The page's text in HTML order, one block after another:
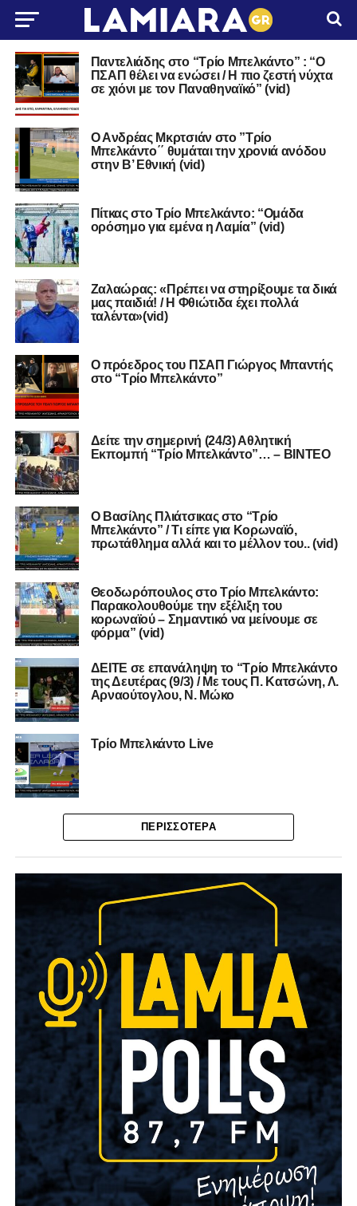
Παντελιάδης στο “Τρίο Μπελκάντο” : “Ο
ΠΣΑΠ θέλει να ενώσει / Η πιο ζεστή νύχτα
σε χιόνι με τον Παναθηναϊκό” (vid)
O Aνδρέας Μκρτσιάν στο ”Τρίο
Μπελκάντο΄΄ θυμάται την χρονιά ανόδου
στην Β’ Εθνική (vid)
Πίτκας στο Τρίο Μπελκάντο: “Ομάδα
ορόσημο για εμένα η Λαμία” (vid)
Ζαλαώρας: «Πρέπει να στηρίξουμε τα δικά
μας παιδιά! / Η Φθιώτιδα έχει πολλά
ταλέντα»(vid)
Ο πρόεδρος του ΠΣΑΠ Γιώργος Μπαντής
στο “Τρίο Μπελκάντο”
Δείτε την σημερινή (24/3) Αθλητική
Εκπομπή “Τρίο Μπελκάντο”… – BINTEO
Ο Βασίλης Πλιάτσικας στο “Τρίο
Μπελκάντο” / Τι είπε για Κορωναϊό,
πρωτάθλημα αλλά και το μέλλον του.. (vid)
Θεοδωρόπουλος στο Τρίο Μπελκάντο:
Παρακολουθούμε την εξέλιξη του
κορωναϊού – Σημαντικό να μείνουμε σε
φόρμα” (vid)
ΔΕΙΤΕ σε επανάληψη το “Τρίο Μπελκάντο
της Δευτέρας (9/3) / Με τους Π. Κατσώνη, Λ.
Αρναούτογλου, Ν. Μώκο
Τρίο Μπελκάντο Live
ΠΕΡΙΣΣΌΤΕΡΑ